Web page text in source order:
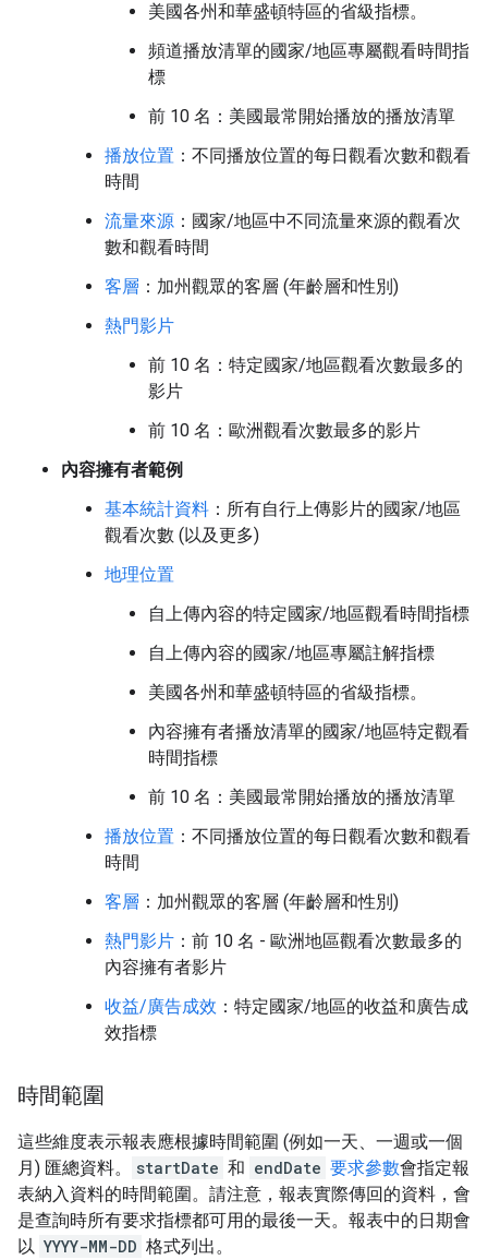
美國各州和華盛頓特區的省級指標。
頻道播放清單的國家/地區專屬觀看時間指
標
前 10 名：美國最常開始播放的播放清單
播放位置 ：不同播放位置的每日觀看次數和觀看
時間
流量來源 ：國家/地區中不同流量來源的觀看次
數和觀看時間
客層 ：加州觀眾的客層 (年齡層和性別)
熱門影片
前 10 名：特定國家/地區觀看次數最多的
影片
前 10 名：歐洲觀看次數最多的影片
內容擁有者範例
基本統計資料 ：所有自行上傳影片的國家/地區
觀看次數 (以及更多)
地理位置
自上傳內容的特定國家/地區觀看時間指標
自上傳內容的國家/地區專屬註解指標
美國各州和華盛頓特區的省級指標。
內容擁有者播放清單的國家/地區特定觀看
時間指標
前 10 名：美國最常開始播放的播放清單
播放位置 ：不同播放位置的每日觀看次數和觀看
時間
客層 ：加州觀眾的客層 (年齡層和性別)
熱門影片 ：前 10 名 - 歐洲地區觀看次數最多的
內容擁有者影片
收益/廣告成效 ：特定國家/地區的收益和廣告成
效指標
時間範圍
這些維度表示報表應根據時間範圍 (例如一天、一週或一個
月) 匯總資料。
startDate 和 endDate 要求參數會指定報
表納入資料的時間範圍。請注意，報表實際傳回的資料，會
是查詢時所有要求指標都可用的最後一天。報表中的日期會
以 YYYY-MM-DD 格式列出。